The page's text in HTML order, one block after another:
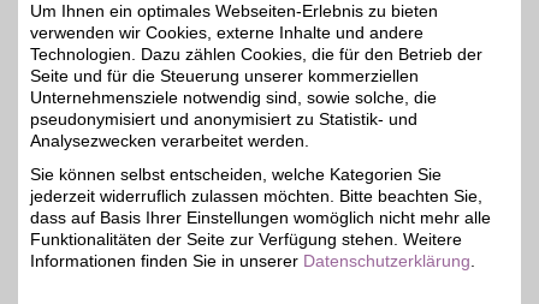
6%
Tamaris
Für Selbstsicherheit und
ein besseres
Lebensgefühl: Der
Onlineshop für
Damenschuhe bietet
unterschiedlichstes
Schuhwerk, sondern auch
Kleidung und Accessoires
zum Wohlfühlen.
Individuell und
Um Ihnen ein optimales Webseiten-Erlebnis zu bieten
verwenden wir Cookies, externe Inhalte und andere
Technologien. Dazu zählen Cookies, die für den Betrieb der
Seite und für die Steuerung unserer kommerziellen
Unternehmensziele notwendig sind, sowie solche, die
pseudonymisiert und anonymisiert zu Statistik- und
Analysezwecken verarbeitet werden.
Sie können selbst entscheiden, welche Kategorien Sie
jederzeit widerruflich zulassen möchten. Bitte beachten Sie,
dass auf Basis Ihrer Einstellungen womöglich nicht mehr alle
Funktionalitäten der Seite zur Verfügung stehen. Weitere
Informationen finden Sie in unserer Datenschutzerklärung